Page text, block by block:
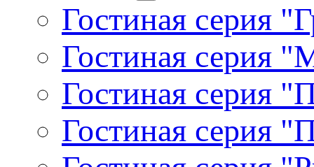
Гостиная серия
Гостиная серия
Гостиная серия
Гостиная серия